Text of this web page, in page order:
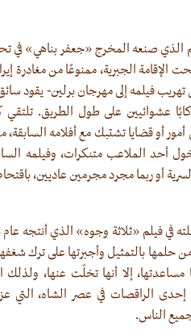
الإقامة الجبرية، ممنوعًا من مغادرة
تهريب فيلمه إلى مهرجان برلين- يقود
عشوائيين على طول الطريق. تلتقي
أو ربما مجرد مجرمين عاديين،
من حلمها بالتمثيل وأجبرتها على ترك
مساعدتها، إلا أنها تخلّت عنها،
الراقصات في عصر الشاه، التي
الناس.